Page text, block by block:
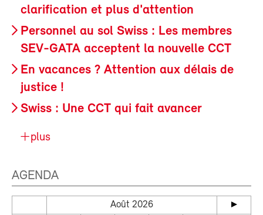
clarification et plus d'attention
Personnel au sol Swiss : Les membres
SEV-GATA acceptent la nouvelle CCT
En vacances ? Attention aux délais de
justice !
Swiss : Une CCT qui fait avancer
plus
AGENDA
Août 2026